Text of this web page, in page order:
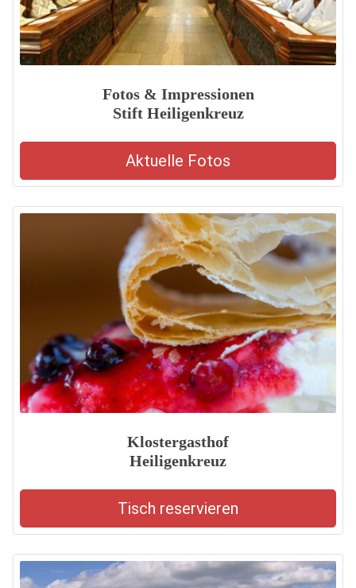
Fotos & Impressionen
Stift Heiligenkreuz
Aktuelle Fotos
Klostergasthof
Heiligenkreuz
Tisch reservieren